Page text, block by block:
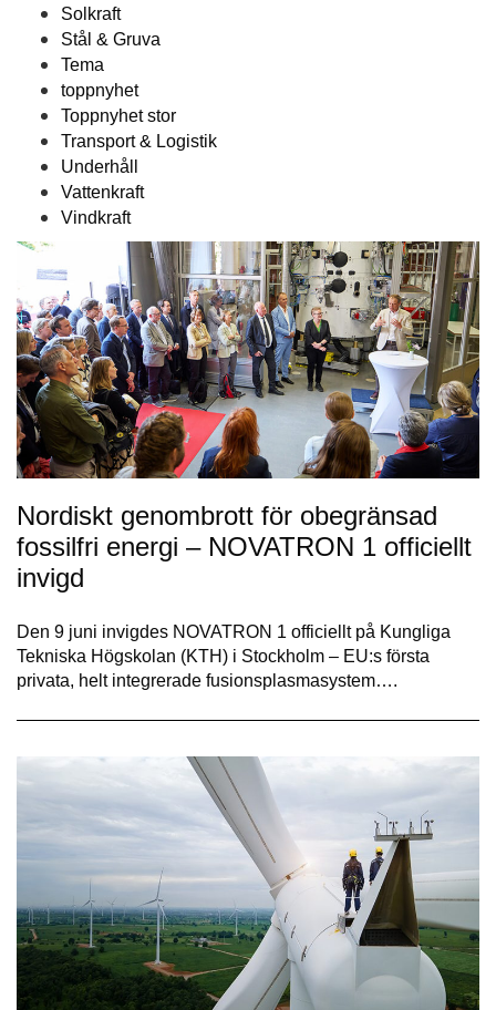
Solkraft
Stål & Gruva
Tema
toppnyhet
Toppnyhet stor
Transport & Logistik
Underhåll
Vattenkraft
Vindkraft
Nordiskt genombrott för obegränsad
fossilfri energi – NOVATRON 1 officiellt
invigd
Den 9 juni invigdes NOVATRON 1 officiellt på Kungliga
Tekniska Högskolan (KTH) i Stockholm – EU:s första
privata, helt integrerade fusionsplasmasystem….